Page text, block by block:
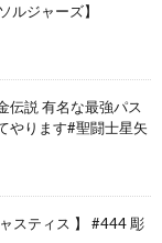
ジャーズ】
伝説 有名な最強パス
やります#聖闘士星矢
スティス 】 #444 彫